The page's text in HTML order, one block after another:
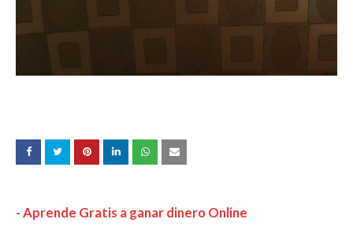
-Aprende Gratis a ganar dinero Online